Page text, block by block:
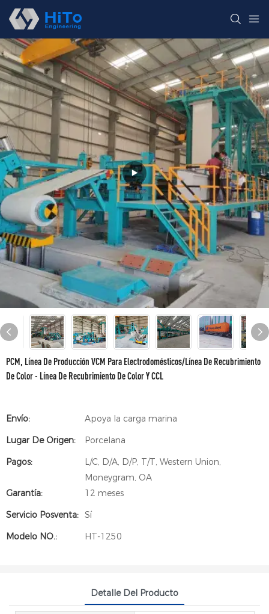
PCM, Línea De Producción VCM Para Electrodomésticos/línea De Recubrimiento
De Color - Línea De Recubrimiento De Color Y CCL
Envío:
Apoya la carga marina
Lugar De Origen:
Porcelana
Pagos:
L/C, D/A, D/P, T/T, Western Union,
Moneygram, OA
Garantía:
12 meses
Servicio Posventa: Sí
Modelo NO.:
HT-1250
Detalle Del Producto